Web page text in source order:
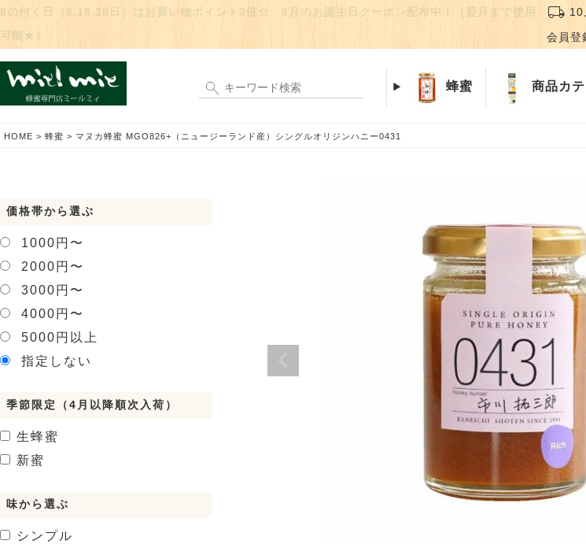
8の付く日（8.18.28日）はお買い物ポイント2倍☆ 8月のお誕生日クーポン配布中！（翌月まで使用
可能★）
local_shipping
会員登
蜂蜜 商品カ
HOME 蜂蜜 マヌカ蜂蜜 MGO826+（ニュージーランド産）シングルオリジンハニー0431
価格帯から選ぶ
1000円〜
2000円〜
3000円〜
4000円〜
5000円以上
指定しない
季節限定（4月以降順次入荷）
生蜂蜜
新蜜
味から選ぶ
シンプル